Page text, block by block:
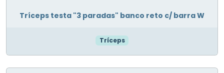
Tríceps testa "3 paradas" banco reto c/ barra W
Tríceps